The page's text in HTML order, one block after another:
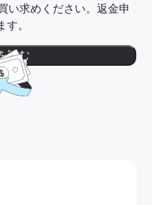
い求めください。返金申
す。
読む